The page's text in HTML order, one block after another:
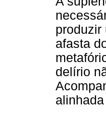
produzir
afasta
delírio